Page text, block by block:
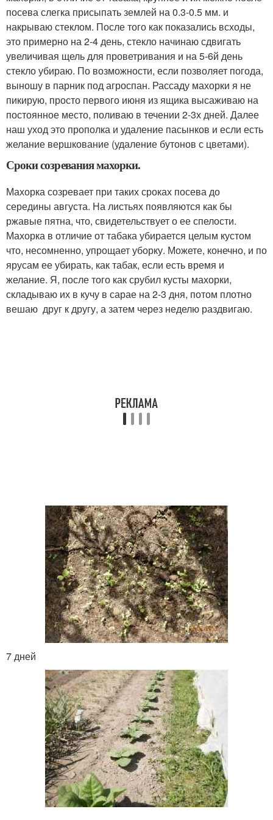
посева слегка присыпать землей на 0.3-0.5 мм. и
накрываю стеклом. После того как показались всходы,
это примерно на 2-4 день, стекло начинаю сдвигать
увеличивая щель для проветривания и на 5-6й день
стекло убираю. По возможности, если позволяет погода,
выношу в парник под агроспан. Рассаду махорки я не
пикирую, просто первого июня из ящика высаживаю на
постоянное место, поливаю в течении 2-3х дней. Далее
наш уход это прополка и удаление пасынков и если есть
желание вершкование (удаление бутонов с цветами).
Сроки созревания махорки.
Махорка созревает при таких сроках посева до
середины августа. На листьях появляются как бы
ржавые пятна, что, свидетельствует о ее спелости.
Махорка в отличие от табака убирается целым кустом
что, несомненно, упрощает уборку. Можете, конечно, и по
ярусам ее убирать, как табак, если есть время и
желание. Я, после того как срубил кусты махорки,
складываю их в кучу в сарае на 2-3 дня, потом плотно
вешаю друг к другу, а затем через неделю раздвигаю.
7 дней